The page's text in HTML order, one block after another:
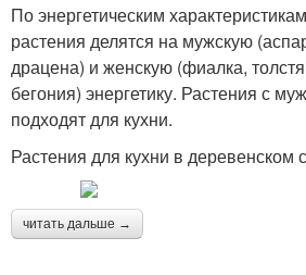
По энергетическим
растения делятся на мужскую
драцена) и женскую (фиалка,
бегония) энергетику. Растения с
подходят для кухни.
Растения для кухни в деревенском
читать дальше →